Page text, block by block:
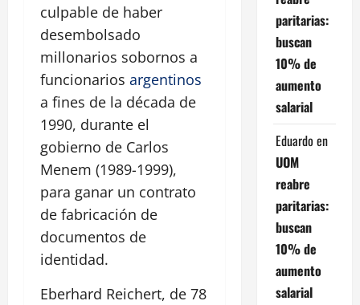
culpable de haber
desembolsado
millonarios sobornos a
funcionarios argentinos
a fines de la década de
1990, durante el
gobierno de Carlos
Menem (1989-1999),
para ganar un contrato
de fabricación de
documentos de
identidad.
Eberhard Reichert, de 78
paritarias:
buscan
10% de
aumento
salarial
Eduardo en
UOM
reabre
paritarias:
buscan
10% de
aumento
salarial